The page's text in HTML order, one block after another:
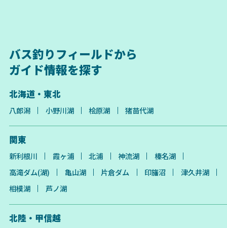
バス釣りフィールドから
ガイド情報を探す
北海道・東北
八郎潟 小野川湖 桧原湖 猪苗代湖
関東
新利根川 霞ヶ浦 北浦 神流湖
榛名湖
高滝ダム(湖)
亀山湖 片倉ダム 印旛沼
津久井湖
相模湖
芦ノ湖
北陸・甲信越